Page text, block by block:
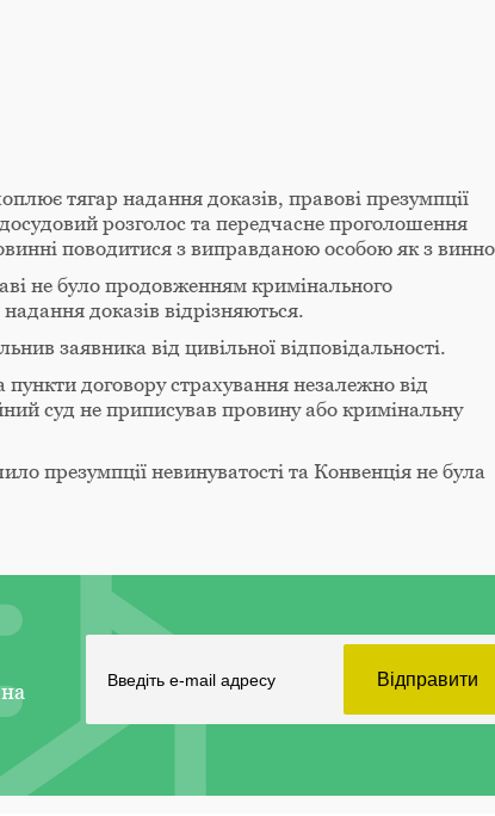
тягар надання доказів, правові презумпції
розголос та передчасне проголошення
поводитися з виправданою особою як з
не було продовженням кримінального
доказів відрізняються.
заявника від цивільної відповідальності.
договору страхування незалежно від
суд не приписував провину або кримінальну
презумпції невинуватості та Конвенція не була